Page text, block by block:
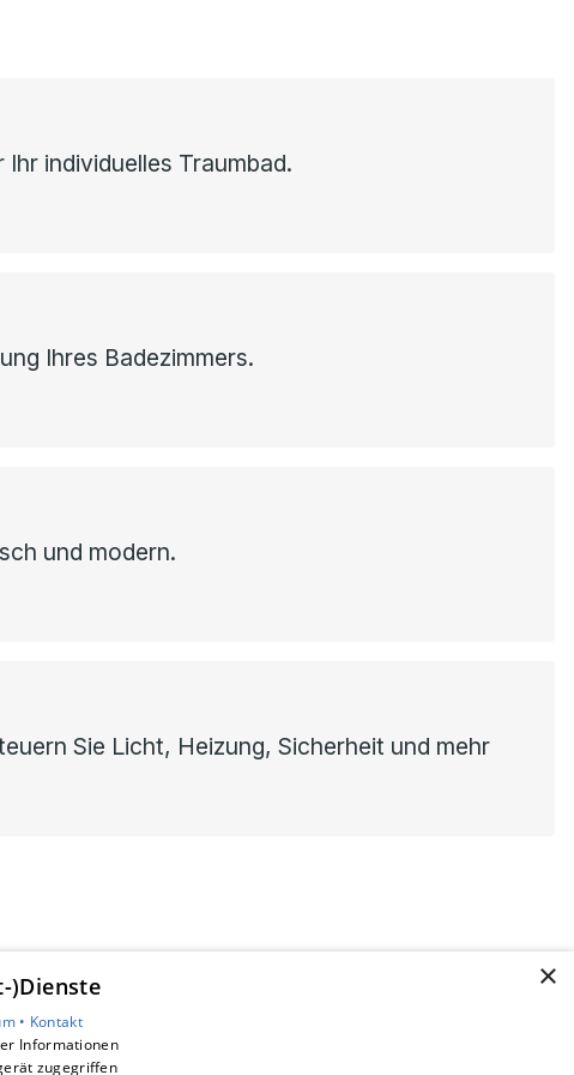
individuelles Traumbad.
Ihres Badezimmers.
und modern.
Sie Licht, Heizung, Sicherheit und mehr
×
)Dienste
• Kontakt
Informationen
zugegriffen